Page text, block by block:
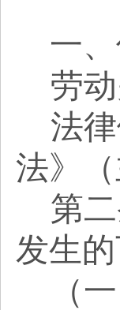
一
劳
法
法》
第
发生
（